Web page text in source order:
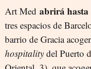
Art Med abrirá hasta
tres espacios de
barrio de Gracia
hospitality del Puerto